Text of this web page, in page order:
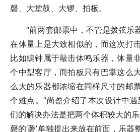
磬、大堂鼓、大锣、拍板。
“前两套邮票中，不管是拨弦乐
在体量上是大致相似的，而这次打
比如编钟属于敲击体鸣乐器，体量
个中型客厅，而拍板只有巴掌这么
么大的乐器都浓缩在同样尺寸的邮
个难点。”尚盈介绍了本次设计中
们的解决办法是把两个体积较大的
磬的‘磬’单独提出来放在前面，乐器